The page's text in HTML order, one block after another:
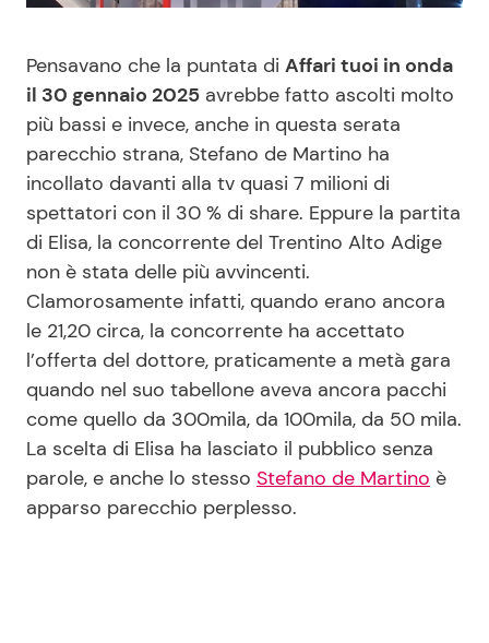
Mondo Mamma
News benessere
Salute
Viaggi e Turismo
Festività
Le Ricette in TV
Primi Piatti
Ricette Facili e Veloci
Ricette Feste
Ricette per Bambini
Seguici
Pensavano che la puntata di Affari tuoi in onda
il 30 gennaio 2025 avrebbe fatto ascolti molto
più bassi e invece, anche in questa serata
parecchio strana, Stefano de Martino ha
incollato davanti alla tv quasi 7 milioni di
spettatori con il 30 % di share. Eppure la partita
di Elisa, la concorrente del Trentino Alto Adige
non è stata delle più avvincenti.
Clamorosamente infatti, quando erano ancora
le 21,20 circa, la concorrente ha accettato
l’offerta del dottore, praticamente a metà gara
quando nel suo tabellone aveva ancora pacchi
come quello da 300mila, da 100mila, da 50 mila.
La scelta di Elisa ha lasciato il pubblico senza
parole, e anche lo stesso Stefano de Martino è
apparso parecchio perplesso.